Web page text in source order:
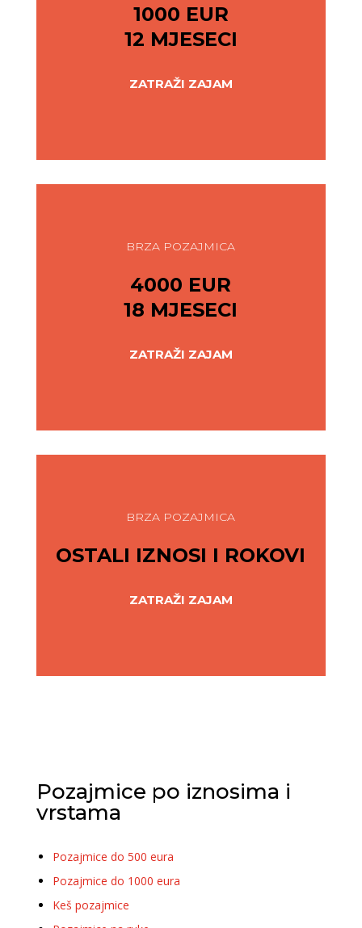
1000 EUR
12 MJESECI
ZATRAŽI ZAJAM
BRZA POZAJMICA
4000 EUR
18 MJESECI
ZATRAŽI ZAJAM
BRZA POZAJMICA
OSTALI IZNOSI I ROKOVI
ZATRAŽI ZAJAM
Pozajmice po iznosima i
vrstama
Pozajmice do 500 eura
Pozajmice do 1000 eura
Keš pozajmice